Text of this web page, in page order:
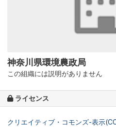
神奈川県環境農政局
この組織には説明がありません
ライセンス
クリエイティブ・コモンズ-表示